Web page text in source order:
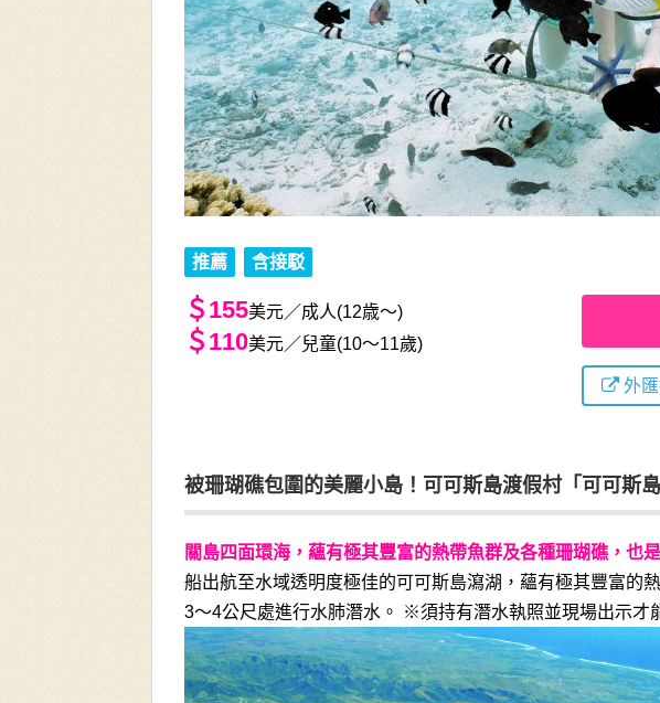
推薦 含接駁
＄155美元／成人(12歳～)
＄110美元／兒童(10～11歲)
外
被珊瑚礁包圍的美麗小島！可可斯島渡假村「可可斯
關島四面環海，蘊有極其豐富的熱帶魚群及各種珊瑚礁，也
船出航至水域透明度極佳的可可斯島瀉湖，蘊有極其豐富的
3～4公尺處進行水肺潛水。 ※須持有潛水執照並現場出示才